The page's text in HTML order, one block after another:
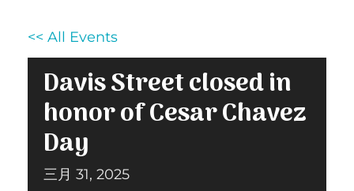
您可以提供帮助
加入我们
探索
捐赠
<< All Events
Davis Street closed in
honor of Cesar Chavez
Day
三月 31, 2025